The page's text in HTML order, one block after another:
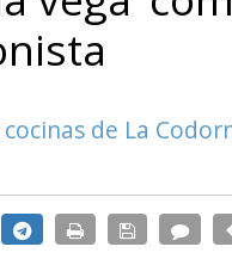
de La